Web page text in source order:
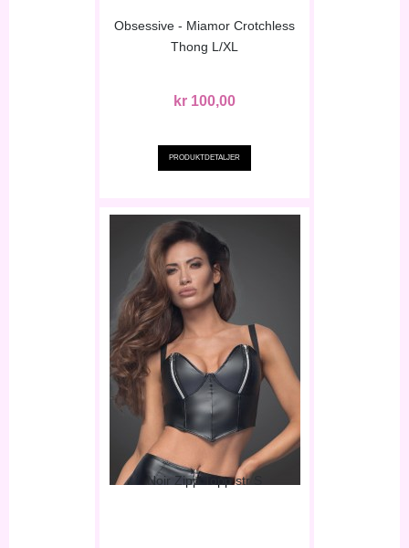
Obsessive - Miamor Crotchless
Thong L/XL
kr 100,00
PRODUKTDETALJER
Noir Zipp Topp str S